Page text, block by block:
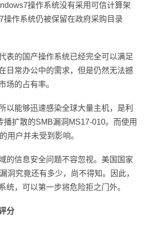
操作系统没有采用可信计算架
操作系统仍被保留在政府采购目录
表的国产操作系统已经完全可以满足
日常办公中的需求，但是仍然无法撼
场的占有率。
以能够迅速感染全球大量主机，是利
播扩散的SMB漏洞MS17-010。而使用
用户并未受到影响。
的信息安全问题不容忽视。美国国家
洞究竟还有多少，尚不得知。因此，
统，可以第一步将危险拒之门外。
分